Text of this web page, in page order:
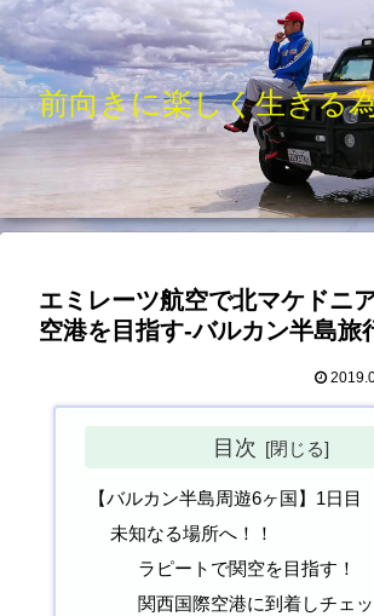
前向きに楽しく生きる
エミレーツ航空で北マケドニ
空港を目指す-バルカン半島旅
目次
【バルカン半島周遊6ヶ国】1日目
未知なる場所へ！！
ラピートで関空を目指す！
関西国際空港に到着しチェッ